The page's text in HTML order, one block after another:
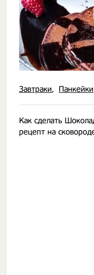
Завтраки Панкейки
Как сделать
рецепт на